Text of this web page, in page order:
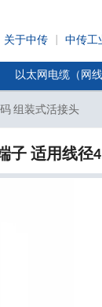
关于中传
中传工
以太网电缆（网线
组装式活接头
子 适用线径